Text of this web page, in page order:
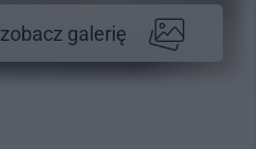
zobacz galerię